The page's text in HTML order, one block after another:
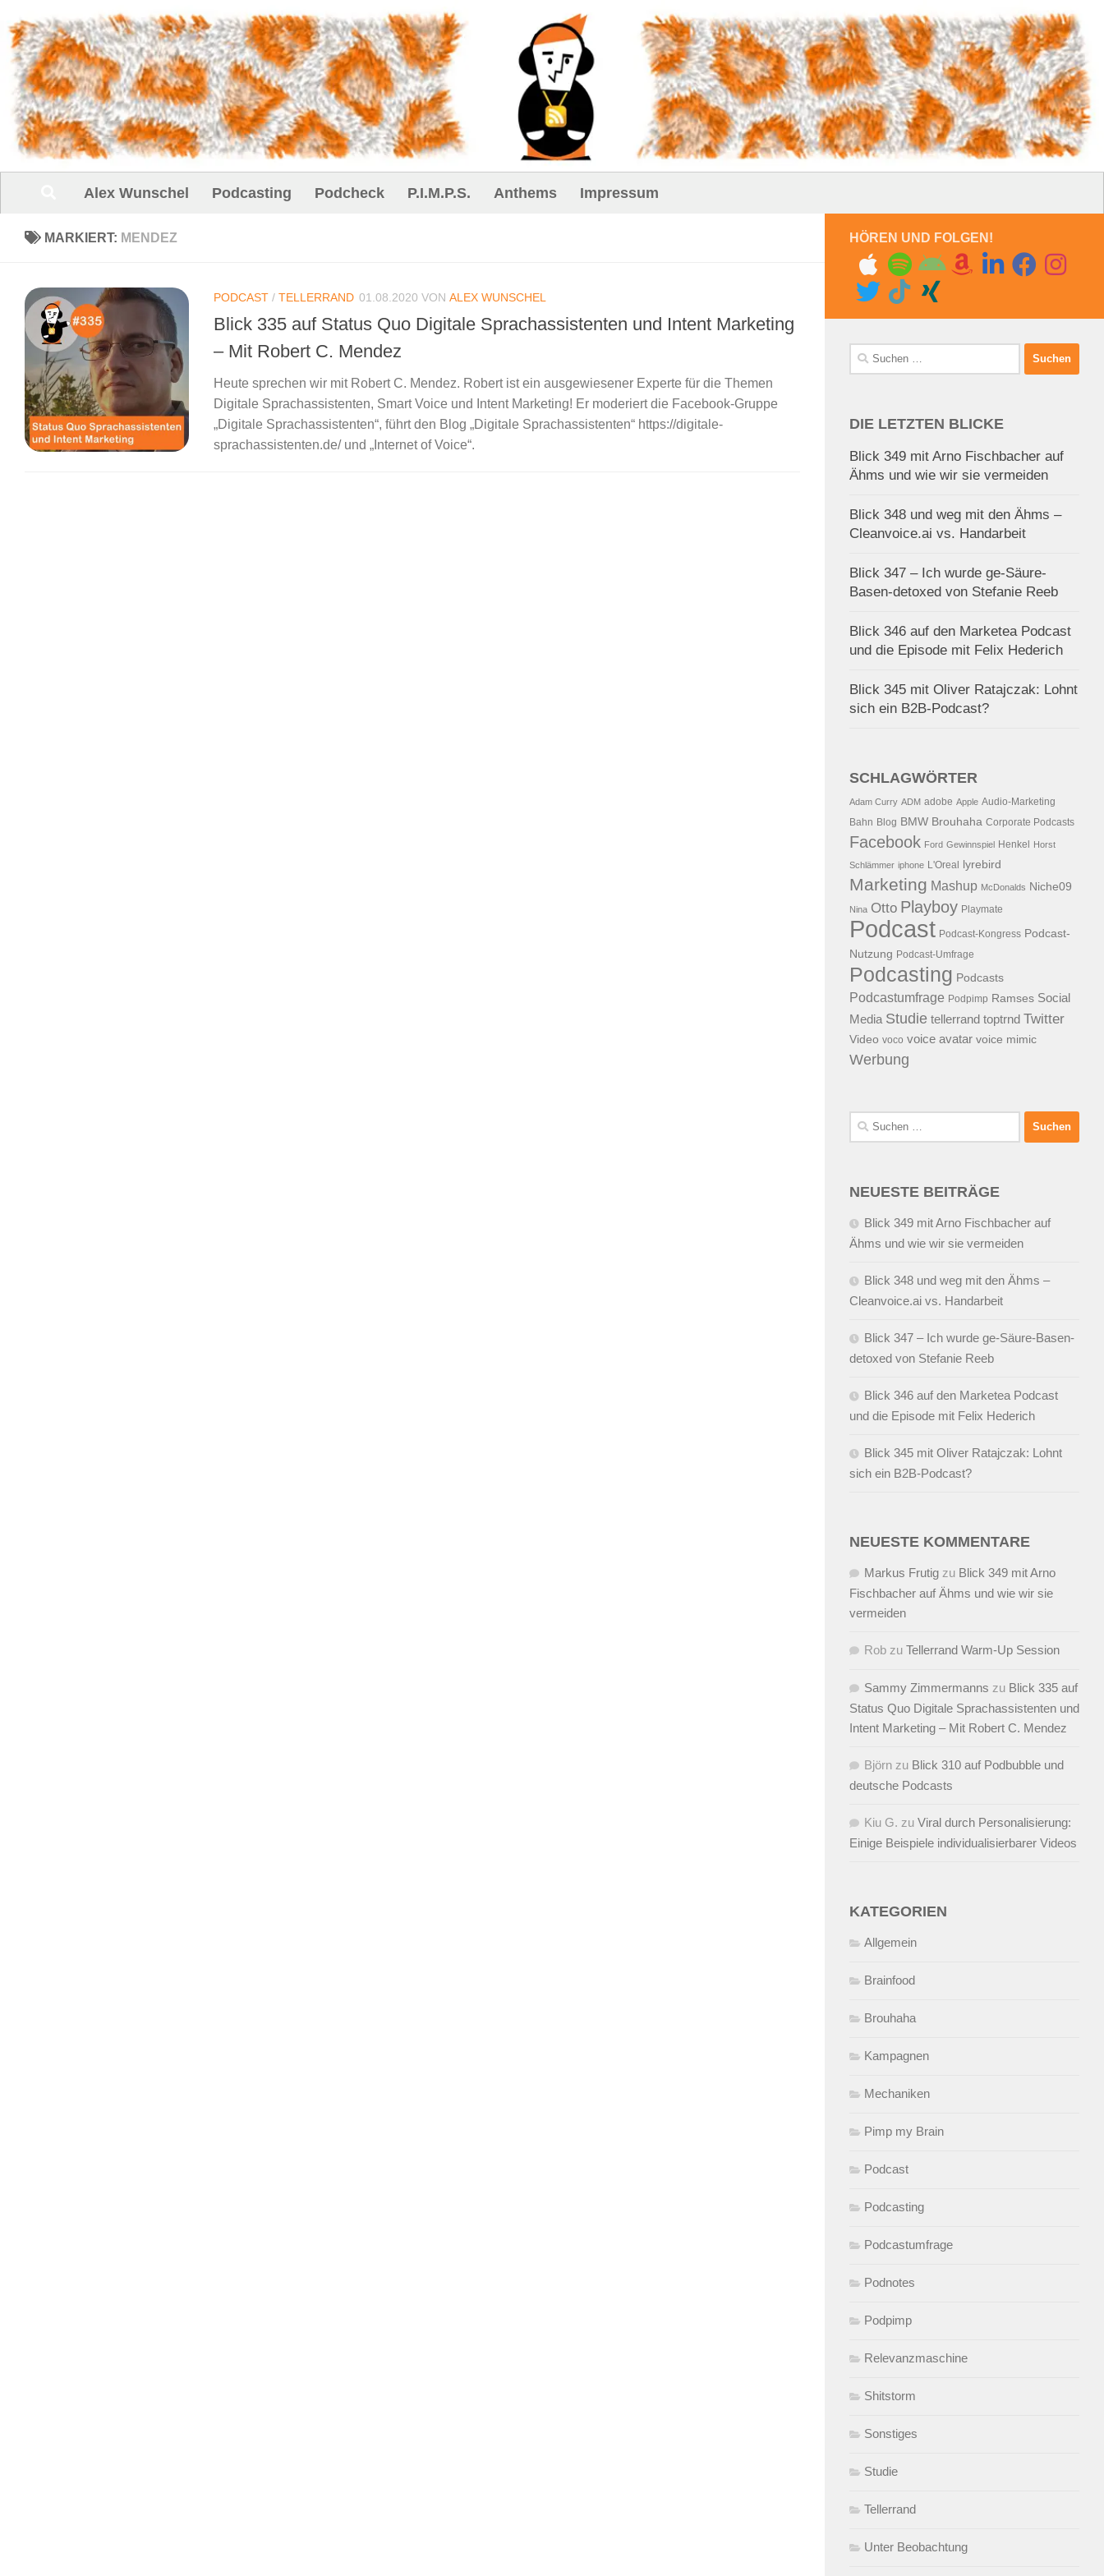
Unter dem Inhalt
Alex Wunschel Podcasting Podcheck P.I.M.P.S. Anthems Impressum
MARKIERT: MENDEZ
PODCAST / TELLERRAND 01.08.2020 VON ALEX WUNSCHEL
Blick 335 auf Status Quo Digitale Sprachassistenten und Intent Marketing
– Mit Robert C. Mendez
Heute sprechen wir mit Robert C. Mendez. Robert ist ein ausgewiesener Experte für die Themen
Digitale Sprachassistenten, Smart Voice und Intent Marketing! Er moderiert die Facebook-Gruppe
„Digitale Sprachassistenten“, führt den Blog „Digitale Sprachassistenten“ https://digitale-
sprachassistenten.de/ und „Internet of Voice“.
HÖREN UND FOLGEN!
Suchen
nach:
DIE LETZTEN BLICKE
Blick 349 mit Arno Fischbacher auf
Ähms und wie wir sie vermeiden
Blick 348 und weg mit den Ähms –
Cleanvoice.ai vs. Handarbeit
Blick 347 – Ich wurde ge-Säure-
Basen-detoxed von Stefanie Reeb
Blick 346 auf den Marketea Podcast
und die Episode mit Felix Hederich
Blick 345 mit Oliver Ratajczak: Lohnt
sich ein B2B-Podcast?
SCHLAGWÖRTER
Adam Curry ADM adobe Apple Audio-Marketing
Bahn Blog BMW Brouhaha Corporate Podcasts
Facebook Ford Gewinnspiel Henkel Horst
Schlämmer iphone L'Oreal lyrebird
Marketing Mashup McDonalds Niche09
Nina Otto Playboy Playmate
Podcast Podcast-Kongress Podcast-
Nutzung Podcast-Umfrage
Podcasting Podcasts
Podcastumfrage Podpimp Ramses Social
Media Studie tellerrand toptrnd Twitter
Video voco voice avatar voice mimic
Werbung
Suchen
nach:
NEUESTE BEITRÄGE
Blick 349 mit Arno Fischbacher auf
Ähms und wie wir sie vermeiden
Blick 348 und weg mit den Ähms –
Cleanvoice.ai vs. Handarbeit
Blick 347 – Ich wurde ge-Säure-Basen-
detoxed von Stefanie Reeb
Blick 346 auf den Marketea Podcast
und die Episode mit Felix Hederich
Blick 345 mit Oliver Ratajczak: Lohnt
sich ein B2B-Podcast?
NEUESTE KOMMENTARE
Markus Frutig zu Blick 349 mit Arno
Fischbacher auf Ähms und wie wir sie
vermeiden
Rob zu Tellerrand Warm-Up Session
Sammy Zimmermanns zu Blick 335 auf
Status Quo Digitale Sprachassistenten und
Intent Marketing – Mit Robert C. Mendez
Björn zu Blick 310 auf Podbubble und
deutsche Podcasts
Kiu G. zu Viral durch Personalisierung:
Einige Beispiele individualisierbarer Videos
KATEGORIEN
Allgemein
Brainfood
Brouhaha
Kampagnen
Mechaniken
Pimp my Brain
Podcast
Podcasting
Podcastumfrage
Podnotes
Podpimp
Relevanzmaschine
Shitstorm
Sonstiges
Studie
Tellerrand
Unter Beobachtung